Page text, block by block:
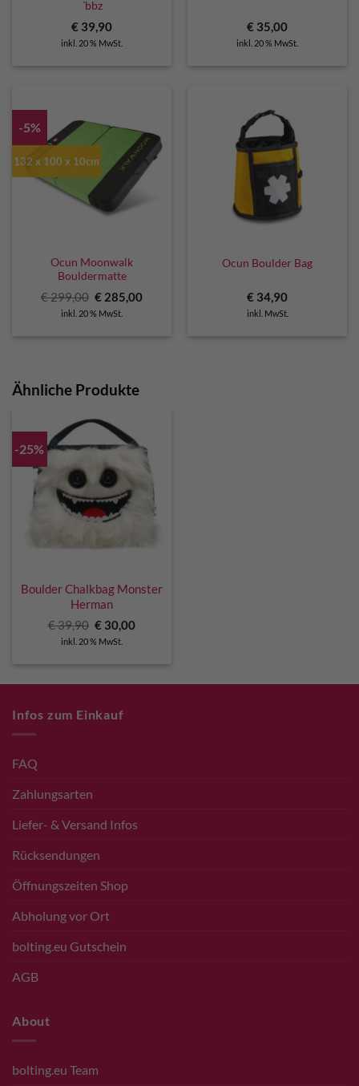
´bbz
€ 39,90
inkl. 20 % MwSt.
€ 35,00
inkl. 20 % MwSt.
-5%
132 x 100 x 10cm
Ocun Moonwalk
Bouldermatte
€299,00 Ursprünglicher
war:
€ 285,00Aktueller
inkl. 20 % MwSt.
Ocun Boulder Bag
€ 34,90
inkl. MwSt.
Ähnliche Produkte
-25%
Boulder Chalkbag Monster
Herman
€39,90 Ursprünglicher
Preis
war:
€ 30,00Aktueller
inkl. 20 % MwSt.
Infos zum Einkauf
FAQ
Zahlungsarten
Liefer- & Versand Infos
Rücksendungen
Öffnungszeiten Shop
Abholung vor Ort
bolting.eu Gutschein
AGB
About
bolting.eu Team